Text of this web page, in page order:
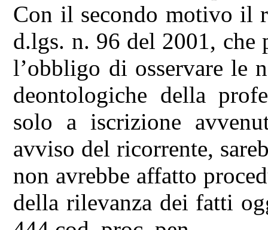
Con il secondo motivo il
d.lgs. n. 96 del 2001, che
l’obbligo di osservare le
deontologiche della
solo a iscrizione
avviso del ricorrente,
non avrebbe affatto
della rilevanza dei fatti